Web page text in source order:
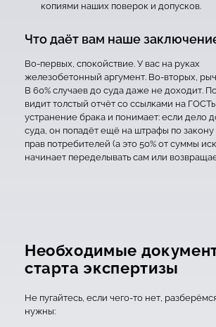
копиями наших поверок и допусков.
Что даёт вам наше
Во-первых, спокойствие. У вас на руках
железобетонный аргумент. Во-вторых,
В 60% случаев до суда даже не доходит.
видит толстый отчёт со ссылками на
устранение брака и понимает: если дело
суда, он попадёт ещё на штрафы по
прав потребителей (а это 50% от суммы
начинает переделывать сам или
Необходимые
старта экспертизы
Не пугайтесь, если чего-то нет,
нужны: